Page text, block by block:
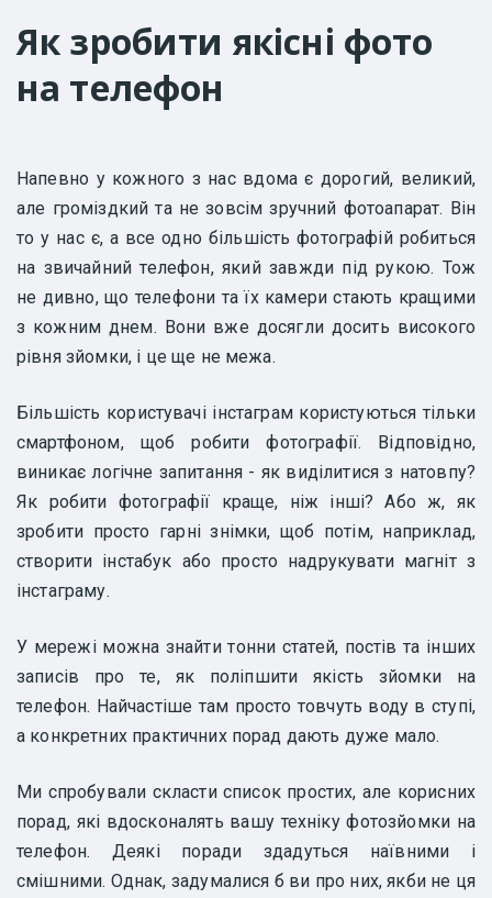
Як зробити якісні фото
на телефон
Напевно у кожного з нас вдома є дорогий, великий,
але громіздкий та не зовсім зручний фотоапарат. Він
то у нас є, а все одно більшість фотографій робиться
на звичайний телефон, який завжди під рукою. Тож
не дивно, що телефони та їх камери стають кращими
з кожним днем. Вони вже досягли досить високого
рівня зйомки, і це ще не межа.
Більшість користувачі інстаграм користуються тільки
смартфоном, щоб робити фотографії. Відповідно,
виникає логічне запитання - як виділитися з натовпу?
Як робити фотографії краще, ніж інші? Або ж, як
зробити просто гарні знімки, щоб потім, наприклад,
створити інстабук або просто надрукувати магніт з
інстаграму.
У мережі можна знайти тонни статей, постів та інших
записів про те, як поліпшити якість зйомки на
телефон. Найчастіше там просто товчуть воду в ступі,
а конкретних практичних порад дають дуже мало.
Ми спробували скласти список простих, але корисних
порад, які вдосконалять вашу техніку фотозйомки на
телефон. Деякі поради здадуться наївними і
смішними. Однак, задумалися б ви про них, якби не ця